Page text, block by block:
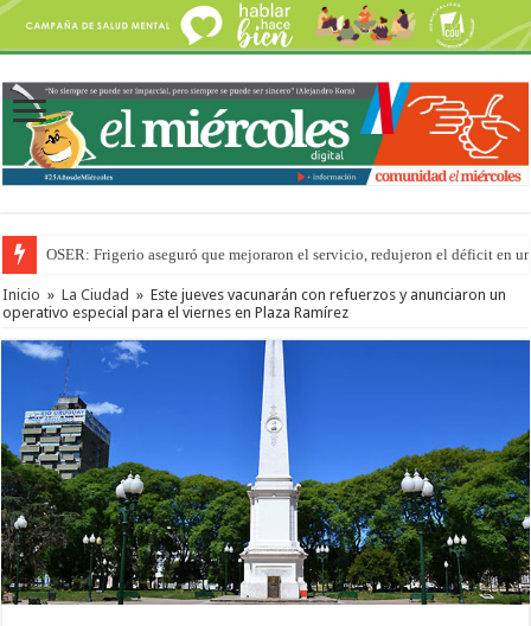
OSER: Frigerio aseguró que mejoraron el servicio, redujeron el déficit en
Inicio » La Ciudad » Este jueves vacunarán con refuerzos y anunciaron un
operativo especial para el viernes en Plaza Ramírez